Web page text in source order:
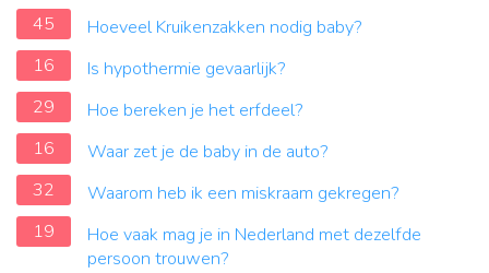
45
Hoeveel Kruikenzakken nodig baby?
16
Is hypothermie gevaarlijk?
29
Hoe bereken je het erfdeel?
16
Waar zet je de baby in de auto?
32
Waarom heb ik een miskraam gekregen?
19
Hoe vaak mag je in Nederland met dezelfde
persoon trouwen?